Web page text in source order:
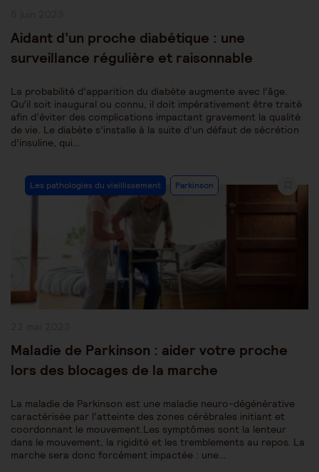
Aidant d’un proche diabétique : une
surveillance régulière et raisonnable
La probabilité d’apparition du diabète augmente avec l’âge.
Qu’il soit inaugural ou connu, il doit impérativement être traité
afin d’éviter des complications impactant gravement la qualité
de vie. Le diabète s’installe à la suite d’un défaut de sécrétion
d’insuline, qui…
Post
Category:
Les pathologies du vieillissement Parkinson
Maladie de Parkinson : aider votre proche
lors des blocages de la marche
La maladie de Parkinson est une maladie neuro-dégénérative
caractérisée par l’atteinte des zones cérébrales initiant et
coordonnant le mouvement.Les symptômes sont la lenteur
dans le mouvement, la rigidité et les tremblements au repos. La
marche sera donc forcément impactée : une…